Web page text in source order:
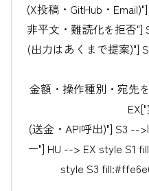
(X投稿・GitHub・
非平文・難読化を拒否"]
(出力はあくまで提案)"]
金額・操作種別・宛先
(送金・API呼出)"] S3 --
ー"] HU --> EX style S1
style S3